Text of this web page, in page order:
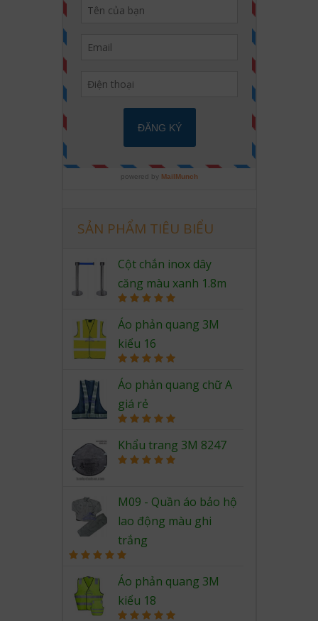
SẢN PHẨM TIÊU BIỂU
Cột chắn inox dây
căng màu xanh 1.8m
out of 5
Áo phản quang 3M
kiểu 16
out of 5
Áo phản quang chữ A
giá rẻ
out of 5
Khẩu trang 3M 8247
M09 - Quần áo bảo hộ
lao động màu ghi
trắng
out of 5
Áo phản quang 3M
kiểu 18